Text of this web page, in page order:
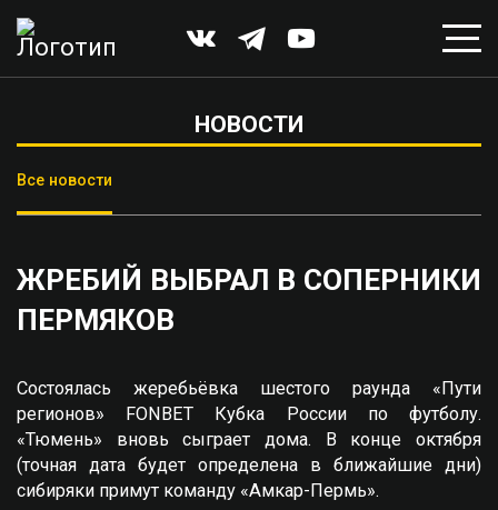
НОВОСТИ
Все новости
ЖРЕБИЙ ВЫБРАЛ В СОПЕРНИКИ
ПЕРМЯКОВ
Состоялась жеребьёвка шестого раунда «Пути
регионов» FONBET Кубка России по футболу.
«Тюмень» вновь сыграет дома. В конце октября
(точная дата будет определена в ближайшие дни)
сибиряки примут команду «Амкар-Пермь».